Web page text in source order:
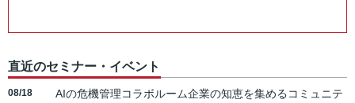
直近のセミナー・イベント
08/18
AIの危機管理コラボルーム企業の知恵を集めるコミュニテ